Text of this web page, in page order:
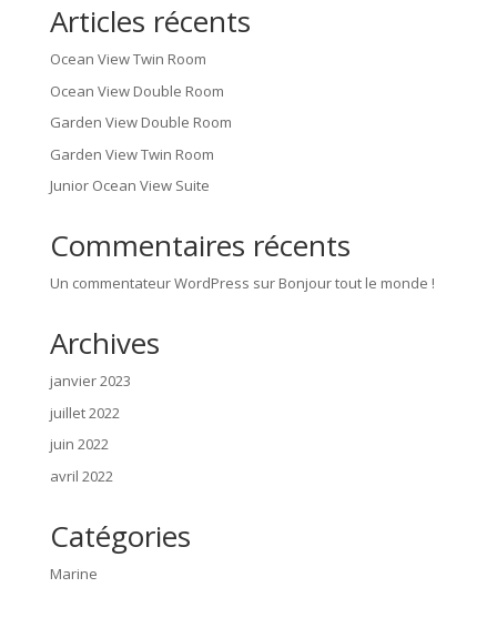
Articles récents
Ocean View Twin Room
Ocean View Double Room
Garden View Double Room
Garden View Twin Room
Junior Ocean View Suite
Commentaires récents
Un commentateur WordPress sur Bonjour tout le monde !
Archives
janvier 2023
juillet 2022
juin 2022
avril 2022
Catégories
Marine